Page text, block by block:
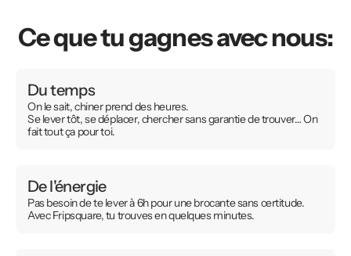
Ce que tu gagnes avec nous:
Du temps
On le sait, chiner prend des heures.
Se lever tôt, se déplacer, chercher sans garantie de trouver… On
fait tout ça pour toi.
De l'énergie
Pas besoin de te lever à 6h pour une brocante sans certitude.
Avec Fripsquare, tu trouves en quelques minutes.